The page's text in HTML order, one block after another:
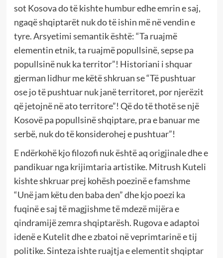
sot Kosova do të kishte humbur edhe emrin e saj,
ngaqë shqiptarët nuk do të ishin më në vendin e
tyre. Arsyetimi semantik është: “Ta ruajmë
elementin etnik, ta ruajmë popullsinë, sepse pa
popullsinë nuk ka territor”! Historiani i shquar
gjerman lidhur me këtë shkruan se “Të pushtuar
ose jo të pushtuar nuk janë territoret, por njerëzit
që jetojnë në ato territore”! Që do të thotë se një
Kosovë pa popullsinë shqiptare, pra e banuar me
serbë, nuk do të konsiderohej e pushtuar”!
E ndërkohë kjo filozofi nuk është aq origjinale dhe e
pandikuar nga krijimtaria artistike. Mitrush Kuteli
kishte shkruar prej kohësh poezinë e famshme
“Unë jam këtu den baba den” dhe kjo poezi ka
fuqinë e saj të magjishme të mdezë mijëra e
qindramijë zemra shqiptarësh. Rugova e adaptoi
idenë e Kutelit dhe e zbatoi në veprimtarinë e tij
politike. Sinteza ishte ruajtja e elementit shqiptar